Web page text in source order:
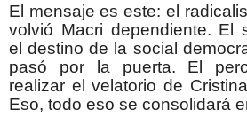
El mensaje es este: el
volvió Macri dependiente. El
el destino de la social
pasó por la puerta. El
realizar el velatorio de
Eso, todo eso se consolidará